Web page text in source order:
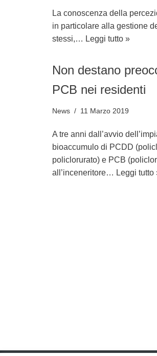
La conoscenza della
in particolare alla gestione
stessi,… Leggi tutto »
Non destano
PCB nei residenti
News 11 Marzo 2019
A tre anni dall’avvio
bioaccumulo di PCDD
policlorurato) e PCB
all’inceneritore… Leggi tutto